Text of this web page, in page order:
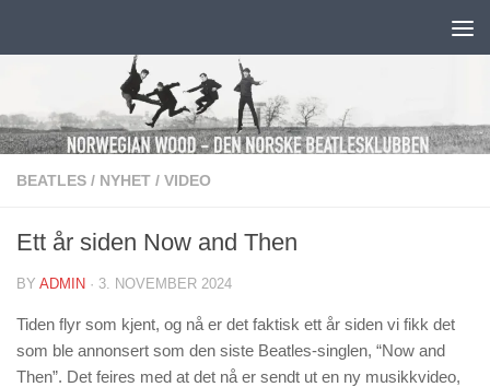
BEATLES / NYHET / VIDEO
Ett år siden Now and Then
BY ADMIN · 3. NOVEMBER 2024
Tiden flyr som kjent, og nå er det faktisk ett år siden vi fikk det
som ble annonsert som den siste Beatles-singlen, “Now and
Then”. Det feires med at det nå er sendt ut en ny musikkvideo,